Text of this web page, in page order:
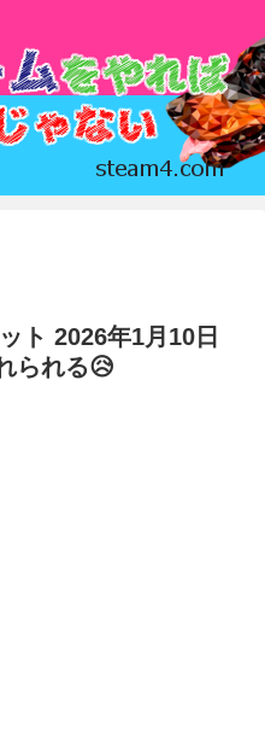
ト 2026年1月10日
られる😥